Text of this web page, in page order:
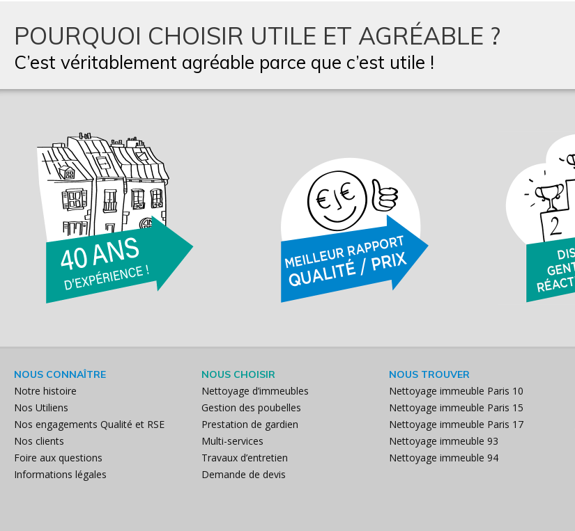
POURQUOI CHOISIR UTILE ET AGRÉABLE ?
C’est véritablement agréable parce que c’est utile !
NOUS CONNAÎTRE
Notre histoire
Nos Utiliens
Nos engagements Qualité et RSE
Nos clients
Foire aux questions
Informations légales
NOUS CHOISIR
Nettoyage d’immeubles
Gestion des poubelles
Prestation de gardien
Multi-services
Travaux d’entretien
Demande de devis
NOUS TROUVER
Nettoyage immeuble Paris 10
Nettoyage immeuble Paris 15
Nettoyage immeuble Paris 17
Nettoyage immeuble 93
Nettoyage immeuble 94